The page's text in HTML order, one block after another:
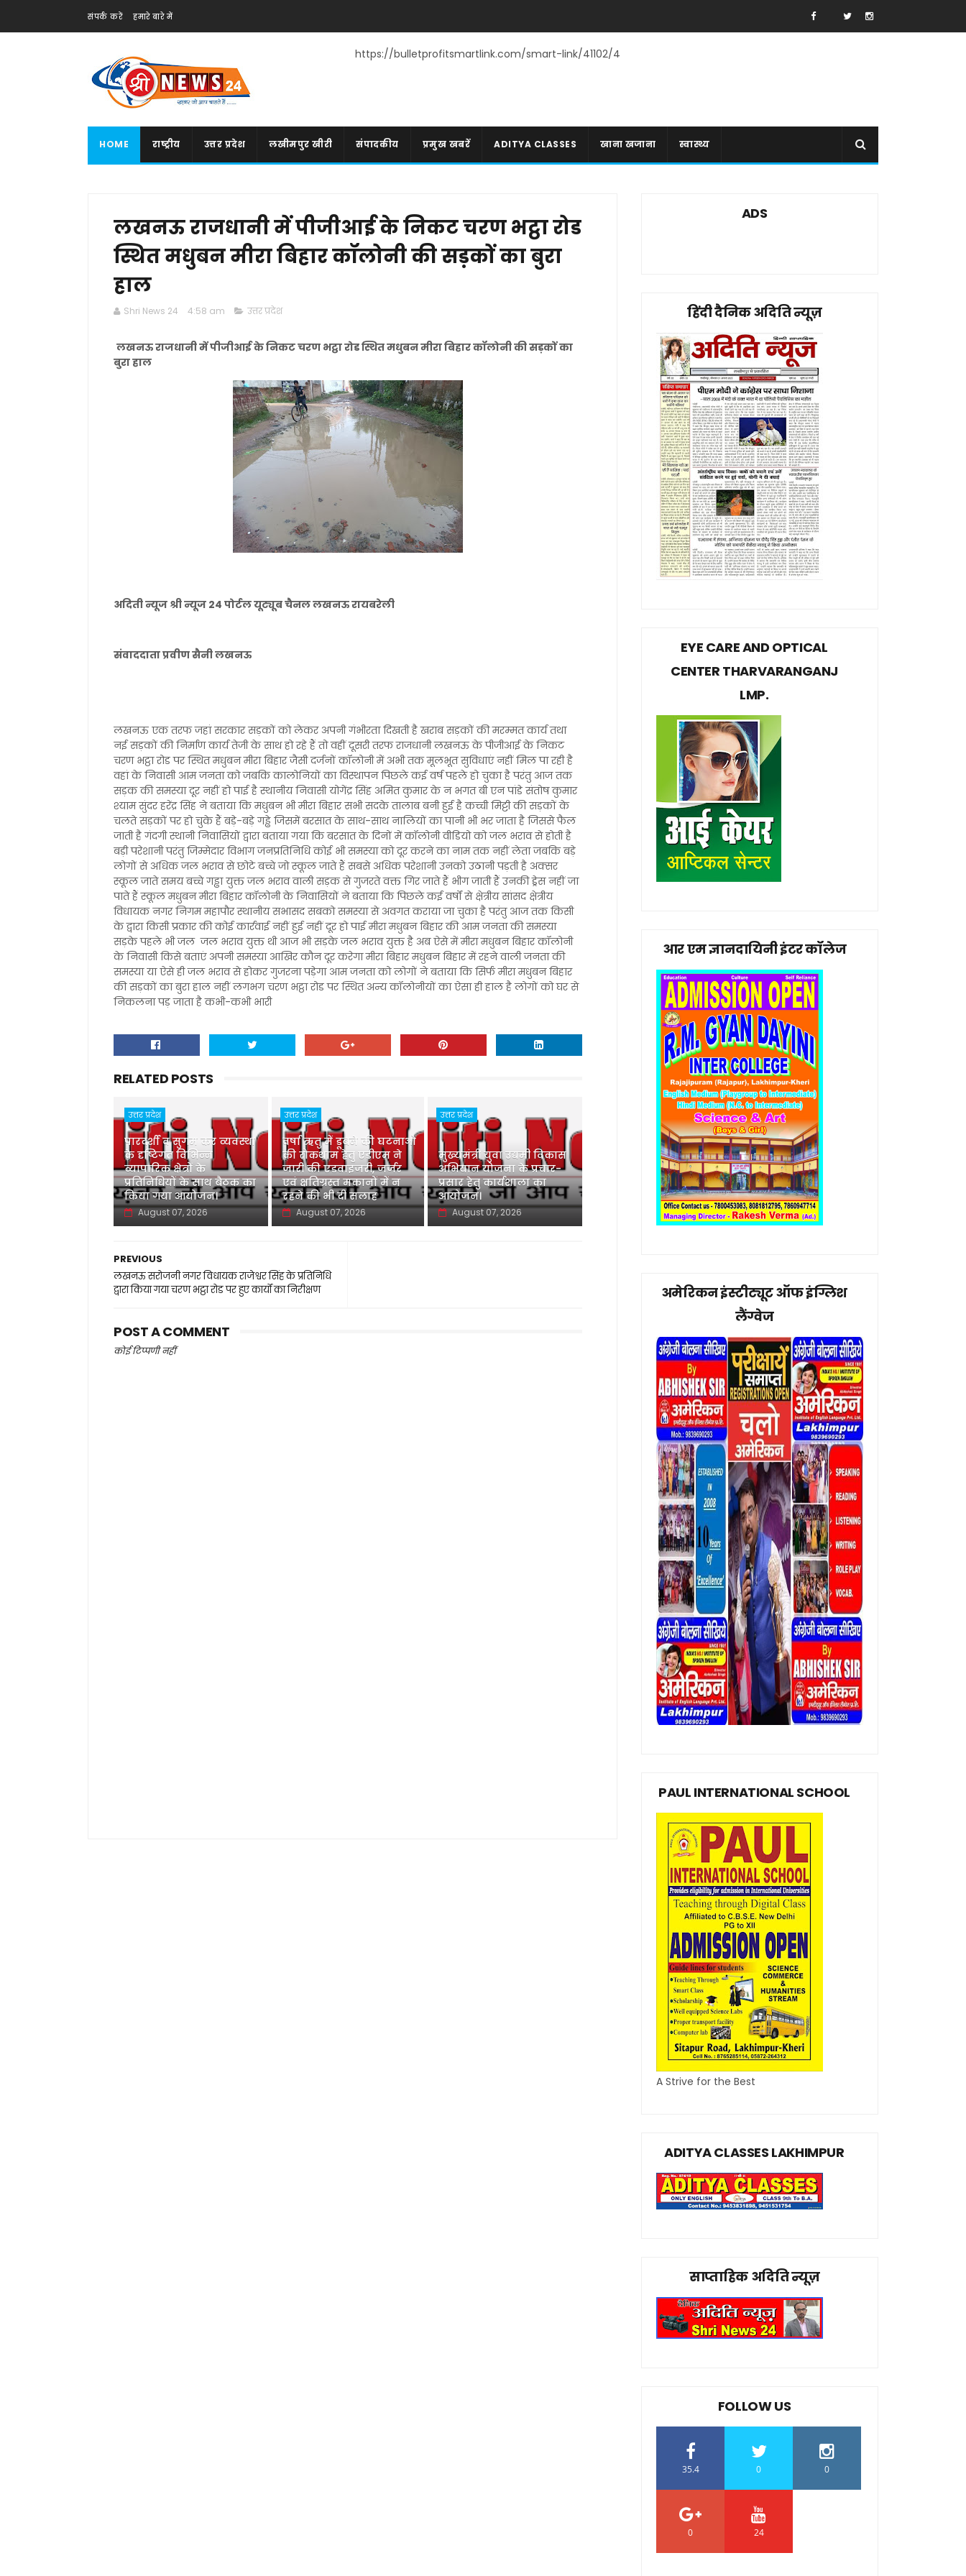
संपर्क करें हमारे बारे में
https://bulletprofitsmartlink.com/smart-link/41102/4
HOME राष्ट्रीय उत्तर प्रदेश लखीमपुर खीरी संपादकीय प्रमुख खबरें ADITYA CLASSES खाना खजाना स्वास्थ्य
लखनऊ राजधानी में पीजीआई के निकट चरण भट्ठा रोड
स्थित मधुबन मीरा बिहार कॉलोनी की सड़कों का बुरा
हाल
Shri News 24 4:58 am उत्तर प्रदेश
लखनऊ राजधानी में पीजीआई के निकट चरण भट्ठा रोड स्थित मधुबन मीरा बिहार कॉलोनी की सड़कों का
बुरा हाल
अदिती न्यूज श्री न्यूज 24 पोर्टल यूट्यूब चैनल लखनऊ रायबरेली
संवाददाता प्रवीण सैनी लखनऊ
लखनऊ एक तरफ जहां सरकार सड़कों को लेकर अपनी गंभीरता दिखती है खराब सड़कों की मरम्मत कार्य तथा
नई सड़कों की निर्माण कार्य तेजी के साथ हो रहे हैं तो वहीं दूसरी तरफ राजधानी लखनऊ के पीजीआई के निकट
चरण भट्ठा रोड पर स्थित मधुबन मीरा बिहार जैसी दर्जनों कॉलोनी में अभी तक मूलभूत सुविधाएं नहीं मिल पा रही है
वहां के निवासी आम जनता को जबकि कालोनियों का विस्थापन पिछले कई वर्ष पहले हो चुका है परंतु आज तक
सड़क की समस्या दूर नहीं हो पाई है स्थानीय निवासी योगेंद्र सिंह अमित कुमार के न भगत बी एन पांडे संतोष कुमार
श्याम सुंदर हरेंद्र सिंह ने बताया कि मधुबन भी मीरा बिहार सभी सदके तालाब बनी हुई है कच्ची मिट्टी की सड़कों के
चलते सड़कों पर हो चुके हैं बड़े-बड़े गड्ढे जिसमें बरसात के साथ-साथ नालियों का पानी भी भर जाता है जिससे फैल
जाती है गंदगी स्थानी निवासियों द्वारा बताया गया कि बरसात के दिनों में कॉलोनी वीडियो को जल भराव से होती है
बड़ी परेशानी परंतु जिम्मेदार विभाग जनप्रतिनिधि कोई भी समस्या को दूर करने का नाम तक नहीं लेता जबकि बड़े
लोगों से अधिक जल भराव से छोटे बच्चे जो स्कूल जाते हैं सबसे अधिक परेशानी उनको उठानी पड़ती है अक्सर
स्कूल जाते समय बच्चे गड्ढा युक्त जल भराव वाली सड़क से गुजरते वक्त गिर जाते हैं भीग जाती हैं उनकी ड्रेस नहीं जा
पाते हैं स्कूल मधुबन मीरा बिहार कॉलोनी के निवासियों ने बताया कि पिछले कई वर्षों से क्षेत्रीय सांसद क्षेत्रीय
विधायक नगर निगम महापौर स्थानीय सभासद सबको समस्या से अवगत कराया जा चुका है परंतु आज तक किसी
के द्वारा किसी प्रकार की कोई कार्रवाई नहीं हुई नहीं दूर हो पाई मीरा मधुबन बिहार की आम जनता की समस्या
सड़के पहले भी जल जल भराव युक्त थी आज भी सड़के जल भराव युक्त है अब ऐसे में मीरा मधुबन बिहार कॉलोनी
के निवासी किसे बताएं अपनी समस्या आखिर कौन दूर करेगा मीरा बिहार मधुबन बिहार में रहने वाली जनता की
समस्या या ऐसे ही जल भराव से होकर गुजरना पड़ेगा आम जनता को लोगों ने बताया कि सिर्फ मीरा मधुबन बिहार
की सड़कों का बुरा हाल नहीं लगभग चरण भट्ठा रोड पर स्थित अन्य कॉलोनीयों का ऐसा ही हाल है लोगों को घर से
निकलना पड़ जाता है कभी-कभी भारी
RELATED POSTS
उत्तर प्रदेश
पारदर्शी व सुगम कर व्यवस्था
के दृष्टिगत विभिन्न
व्यापारिक क्षेत्रों के
प्रतिनिधियों के साथ बैठक का
किया गया आयोजन।
August 07, 2026
उत्तर प्रदेश
वर्षा ऋतु में डूबने की घटनाओं
की रोकथाम हेतु एडीएम ने
जारी की एडवाइजरी, जर्जर
एवं क्षतिग्रस्त मकानों में न
रहने की भी दी सलाह
August 07, 2026
उत्तर प्रदेश
मुख्यमंत्री युवा उद्यमी विकास
अभियान योजना के प्रचार-
प्रसार हेतु कार्यशाला का
आयोजन।
August 07, 2026
PREVIOUS
लखनऊ सरोजनी नगर विधायक राजेश्वर सिंह के प्रतिनिधि
द्वारा किया गया चरण भट्ठा रोड पर हुए कार्यों का निरीक्षण
POST A COMMENT
कोई टिप्पणी नहीं
ADS
हिंदी दैनिक अदिति न्यूज़
EYE CARE AND OPTICAL
CENTER THARVARANGANJ
LMP.
आर एम ज्ञानदायिनी इंटर कॉलेज
अमेरिकन इंस्टीट्यूट ऑफ इंग्लिश
लैंग्वेज
PAUL INTERNATIONAL SCHOOL
A Strive for the Best
ADITYA CLASSES LAKHIMPUR
साप्ताहिक अदिति न्यूज़
FOLLOW US
35.4 0 0
0 24